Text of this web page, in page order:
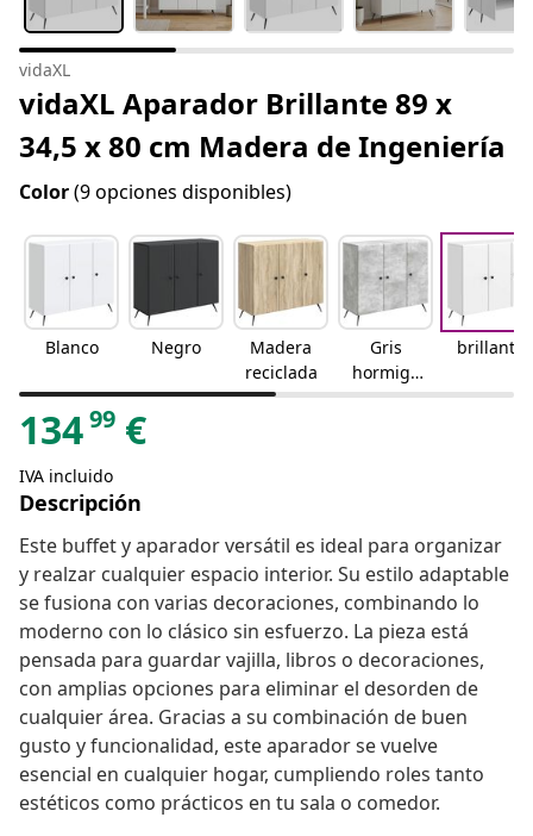
vidaXL
vidaXL Aparador Brillante 89 x
34,5 x 80 cm Madera de Ingeniería
Color(9 opciones disponibles)
Blanco Negro
Madera
reciclada
Gris
hormigó
n
brillante
13499 €
IVA incluido
Descripción
Este buffet y aparador versátil es ideal para organizar
y realzar cualquier espacio interior. Su estilo adaptable
se fusiona con varias decoraciones, combinando lo
moderno con lo clásico sin esfuerzo. La pieza está
pensada para guardar vajilla, libros o decoraciones,
con amplias opciones para eliminar el desorden de
cualquier área. Gracias a su combinación de buen
gusto y funcionalidad, este aparador se vuelve
esencial en cualquier hogar, cumpliendo roles tanto
estéticos como prácticos en tu sala o comedor.